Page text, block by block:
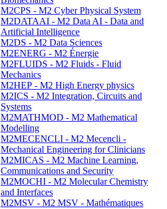
M2CPS - M2 Cyber Physical System
M2DATAAI - M2 Data AI - Data and
Artificial Intelligence
M2DS - M2 Data Sciences
M2ENERG - M2 Énergie
M2FLUIDS - M2 Fluids - Fluid
Mechanics
M2HEP - M2 High Energy physics
M2ICS - M2 Integration, Circuits and
Systems
M2MATHMOD - M2 Mathematical
Modelling
M2MECENCLI - M2 Mecencli -
Mechanical Engineering for Clinicians
M2MICAS - M2 Machine Learning,
Communications and Security
M2MOCHI - M2 Molecular Chemistry
and Interfaces
M2MSV - M2 MSV - Mathématiques